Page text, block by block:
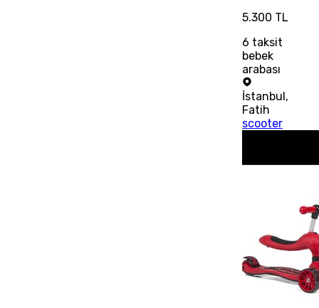
5.300 TL
6 taksit
bebek
arabası
İstanbul,
Fatih
scooter